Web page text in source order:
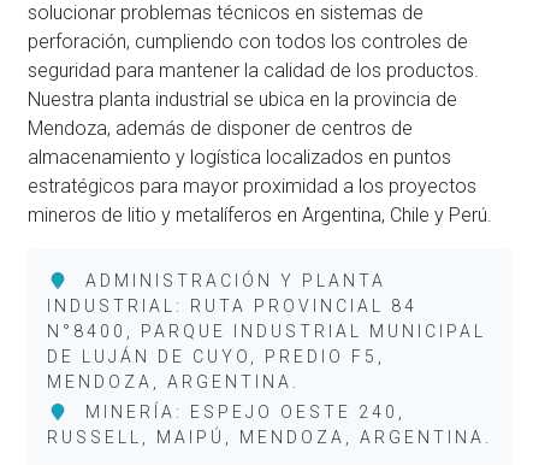
solucionar problemas técnicos en sistemas de
perforación, cumpliendo con todos los controles de
seguridad para mantener la calidad de los productos.
Nuestra planta industrial se ubica en la provincia de
Mendoza, además de disponer de centros de
almacenamiento y logística localizados en puntos
estratégicos para mayor proximidad a los proyectos
mineros de litio y metalíferos en Argentina, Chile y Perú.
ADMINISTRACIÓN Y PLANTA
INDUSTRIAL: RUTA PROVINCIAL 84
N°8400, PARQUE INDUSTRIAL MUNICIPAL
DE LUJÁN DE CUYO, PREDIO F5,
MENDOZA, ARGENTINA.
MINERÍA: ESPEJO OESTE 240,
RUSSELL, MAIPÚ, MENDOZA, ARGENTINA.